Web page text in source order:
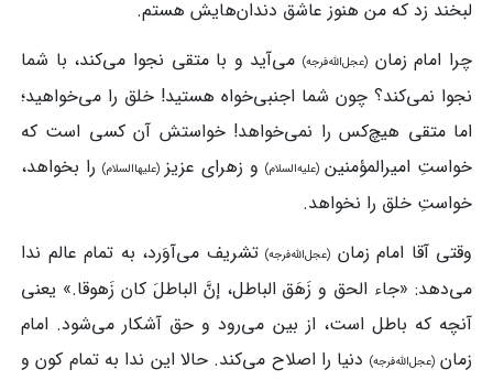
لبخند زد که من هنوز عاشق دندان‌هایش هستم.
چرا امام زمان (عجل‌الله‌فرجه)می‌آید و با متقی نجوا می‌کند، با شما
نجوا نمی‌کند؟ چون شما اجنبی‌خواه هستید! خلق را می‌خواهید؛
اما متقی هیچ‌کس را نمی‌خواهد! خواستش آن کسی است که
خواستِ امیرالمؤمنین(علیه‌السلام) و زهرای عزیز(علیهاالسلام) را بخواهد،
خواستِ خلق را نخواهد.
وقتی آقا امام زمان (عجل‌الله‌فرجه) تشریف می‌آوَرد، به تمام عالم ندا
می‌دهد: «جاء الحق و زَهَق الباطل، إنَّ الباطلَ کان زَهوقا.» یعنی
آنچه که باطل است، از بین می‌رود و حق آشکار می‌شود. امام
زمان(عجل‌الله‌فرجه) دنیا را اصلاح می‌کند. حالا این ندا به تمام کون و